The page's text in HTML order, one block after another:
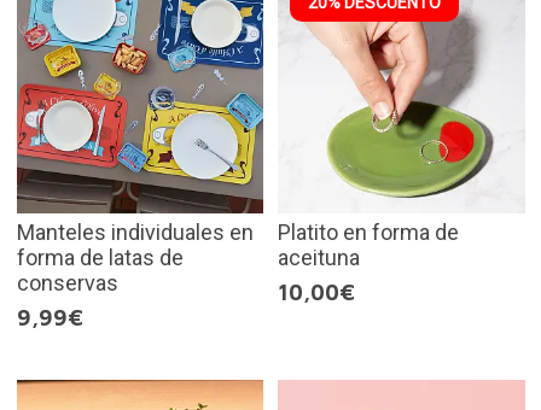
Manteles individuales en
forma de latas de
conservas
9,99€
Platito en forma de
aceituna
10,00€